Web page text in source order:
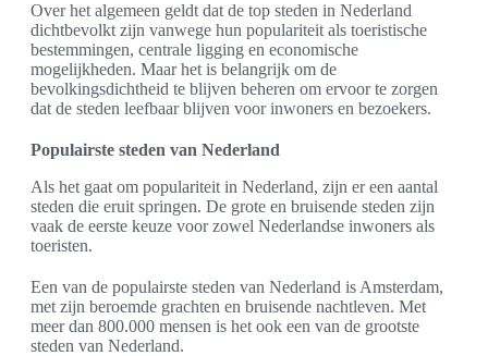
Over het algemeen geldt dat de top steden in Nederland
dichtbevolkt zijn vanwege hun populariteit als toeristische
bestemmingen, centrale ligging en economische
mogelijkheden. Maar het is belangrijk om de
bevolkingsdichtheid te blijven beheren om ervoor te zorgen
dat de steden leefbaar blijven voor inwoners en bezoekers.
Populairste steden van Nederland
Als het gaat om populariteit in Nederland, zijn er een aantal
steden die eruit springen. De grote en bruisende steden zijn
vaak de eerste keuze voor zowel Nederlandse inwoners als
toeristen.
Een van de populairste steden van Nederland is Amsterdam,
met zijn beroemde grachten en bruisende nachtleven. Met
meer dan 800.000 mensen is het ook een van de grootste
steden van Nederland.